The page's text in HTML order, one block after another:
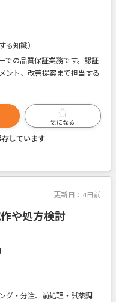
る知識）
での品質保証業務です。認証
ント、改善提案まで担当する
気になる
存しています
更新日： 4日前
や処方検討
グ・分注、前処理・試薬調